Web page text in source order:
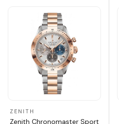
ZENITH
Zenith Chronomaster Sport